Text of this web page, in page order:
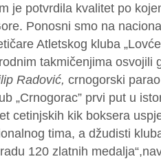
je potvrdila kvalitet po
Ponosni smo na
Atletskog kluba
takmičenjima osvojili
Radović, crnogorski
„Crnogorac” prvi put u
cetinjskih kik boksera
tima, a džudisti
120 zlatnih